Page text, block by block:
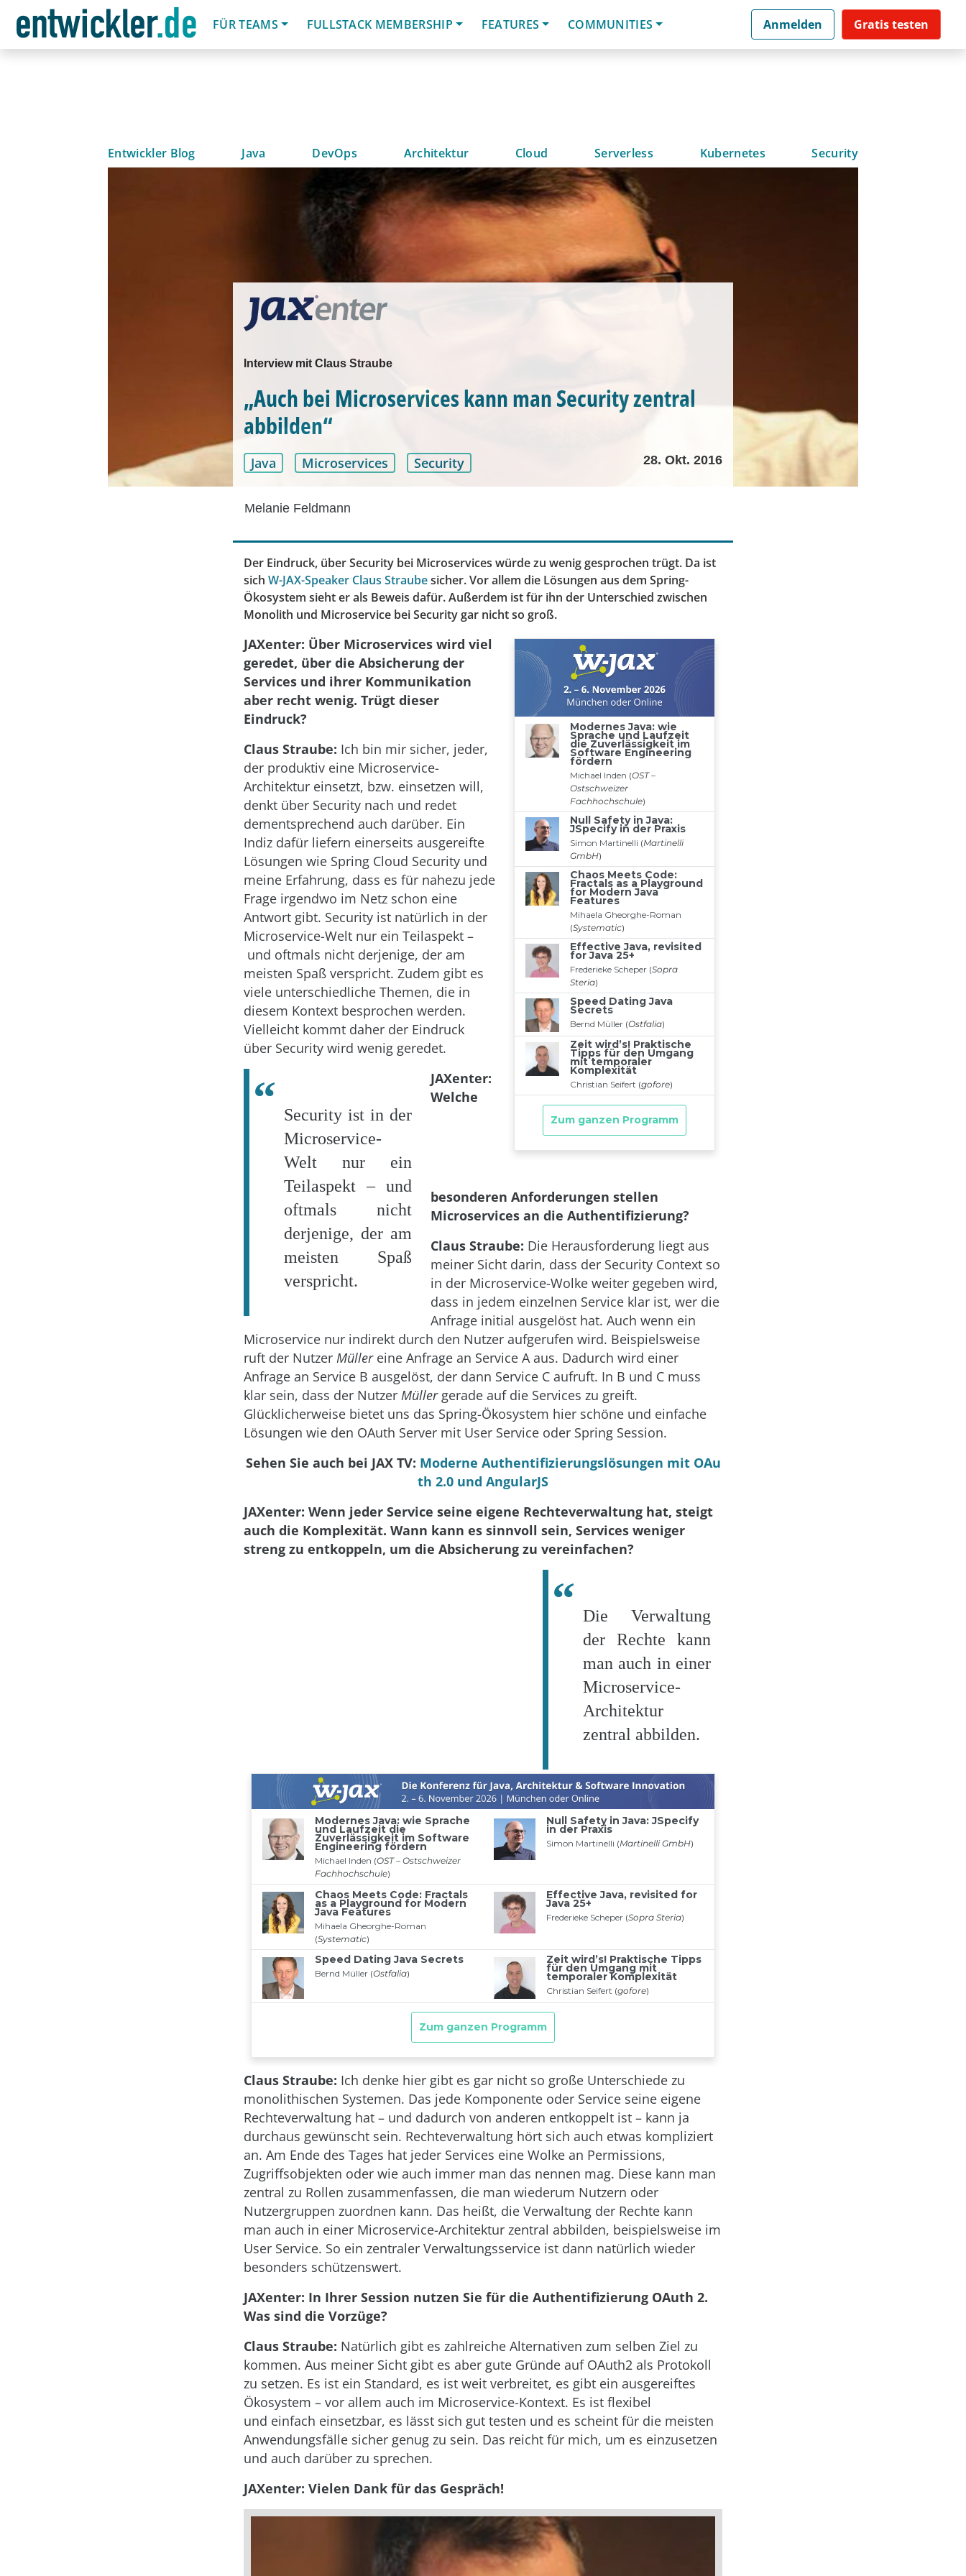
FÜR TEAMS
FULLSTACK MEMBERSHIP FEATURES COMMUNITIES Anmelden Gratis testen
Entwickler Blog Java DevOps Architektur Cloud Serverless Kubernetes Security
Interview mit Claus Straube
„Auch bei Microservices kann man Security zentral
abbilden“
Java Microservices Security 28. Okt. 2016
Melanie Feldmann
Der Eindruck, über Security bei Microservices würde zu wenig gesprochen trügt. Da ist
sich W-JAX-Speaker Claus Straubesicher. Vor allem die Lösungen aus dem Spring-
Ökosystem sieht er als Beweis dafür. Außerdem ist für ihn der Unterschied zwischen
Monolith und Microservice bei Security gar nicht so groß.
JAXenter: Über Microservices wird viel
geredet, über die Absicherung der
Services und ihrer Kommunikation
aber recht wenig. Trügt dieser
Eindruck?
Claus Straube: Ich bin mir sicher, jeder,
der produktiv eine Microservice-
Architektur einsetzt, bzw. einsetzen will,
denkt über Security nach und redet
dementsprechend auch darüber. Ein
Indiz dafür liefern einerseits ausgereifte
Lösungen wie Spring Cloud Security und
meine Erfahrung, dass es für nahezu jede
Frage irgendwo im Netz schon eine
Antwort gibt. Security ist natürlich in der
Microservice-Welt nur ein Teilaspekt –
und oftmals nicht derjenige, der am
meisten Spaß verspricht. Zudem gibt es
viele unterschiedliche Themen, die in
diesem Kontext besprochen werden.
Vielleicht kommt daher der Eindruck
über Security wird wenig geredet.
Security ist in der
Microservice-
Welt nur ein
Teilaspekt – und
oftmals nicht
derjenige, der am
meisten Spaß
verspricht.
JAXenter:
Welche
besonderen Anforderungen stellen
Microservices an die Authentifizierung?
Claus Straube: Die Herausforderung liegt aus
meiner Sicht darin, dass der Security Context so
in der Microservice-Wolke weiter gegeben wird,
dass in jedem einzelnen Service klar ist, wer die
Anfrage initial ausgelöst hat. Auch wenn ein
Microservice nur indirekt durch den Nutzer aufgerufen wird. Beispielsweise
ruft der Nutzer Müllereine Anfrage an Service A aus. Dadurch wird einer
Anfrage an Service B ausgelöst, der dann Service C aufruft. In B und C muss
klar sein, dass der Nutzer Müllergerade auf die Services zu greift.
Glücklicherweise bietet uns das Spring-Ökosystem hier schöne und einfache
Lösungen wie den OAuth Server mit User Service oder Spring Session.
Sehen Sie auch bei JAX TV: Moderne Authentifizierungslösungen mit OAu
th 2.0 und AngularJS
JAXenter: Wenn jeder Service seine eigene Rechteverwaltung hat, steigt
auch die Komplexität. Wann kann es sinnvoll sein, Services weniger
streng zu entkoppeln, um die Absicherung zu vereinfachen?
Die Verwaltung
der Rechte kann
man auch in einer
Microservice-
Architektur
zentral abbilden.
Claus Straube: Ich denke hier gibt es gar nicht so große Unterschiede zu
monolithischen Systemen. Das jede Komponente oder Service seine eigene
Rechteverwaltung hat – und dadurch von anderen entkoppelt ist – kann ja
durchaus gewünscht sein. Rechteverwaltung hört sich auch etwas kompliziert
an. Am Ende des Tages hat jeder Services eine Wolke an Permissions,
Zugriffsobjekten oder wie auch immer man das nennen mag. Diese kann man
zentral zu Rollen zusammenfassen, die man wiederum Nutzern oder
Nutzergruppen zuordnen kann. Das heißt, die Verwaltung der Rechte kann
man auch in einer Microservice-Architektur zentral abbilden, beispielsweise im
User Service. So ein zentraler Verwaltungsservice ist dann natürlich wieder
besonders schützenswert.
JAXenter: In Ihrer Session nutzen Sie für die Authentifizierung OAuth 2.
Was sind die Vorzüge?
Claus Straube: Natürlich gibt es zahlreiche Alternativen zum selben Ziel zu
kommen. Aus meiner Sicht gibt es aber gute Gründe auf OAuth2 als Protokoll
zu setzen. Es ist ein Standard, es ist weit verbreitet, es gibt ein ausgereiftes
Ökosystem – vor allem auch im Microservice-Kontext. Es ist flexibel
und einfach einsetzbar, es lässt sich gut testen und es scheint für die meisten
Anwendungsfälle sicher genug zu sein. Das reicht für mich, um es einzusetzen
und auch darüber zu sprechen.
JAXenter: Vielen Dank für das Gespräch!